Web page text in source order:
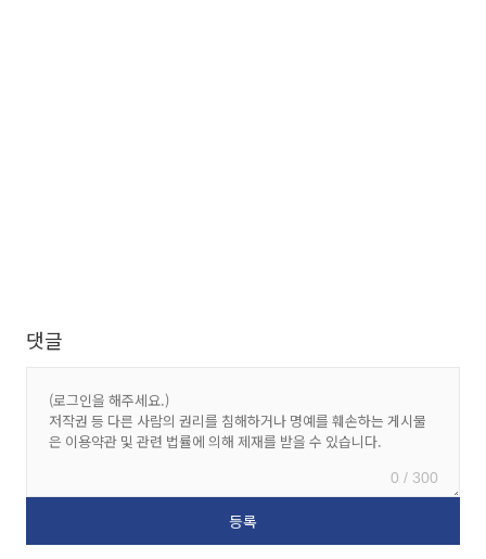
댓글
0 / 300